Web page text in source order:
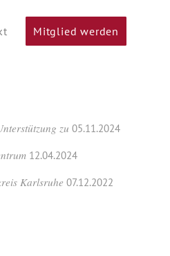
Mitglied werden
zu 05.11.2024
12.04.2024
Karlsruhe 07.12.2022